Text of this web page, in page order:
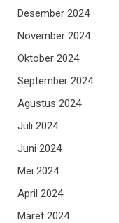
Desember 2024
November 2024
Oktober 2024
September 2024
Agustus 2024
Juli 2024
Juni 2024
Mei 2024
April 2024
Maret 2024